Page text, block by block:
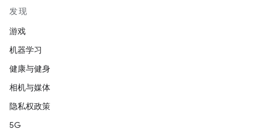
发现
游戏
机器学习
健康与健身
相机与媒体
隐私权政策
5G